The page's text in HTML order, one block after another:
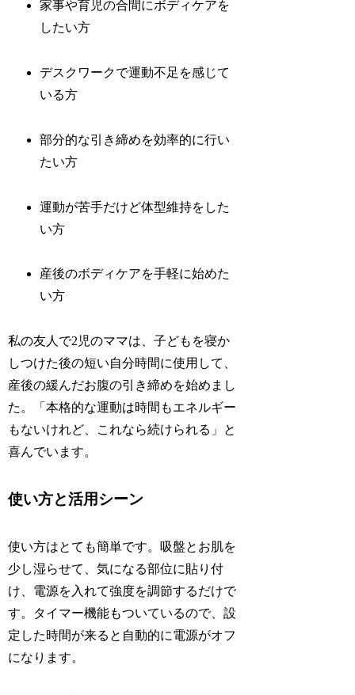
家事や育児の合間にボディケアを
したい方
デスクワークで運動不足を感じて
いる方
部分的な引き締めを効率的に行い
たい方
運動が苦手だけど体型維持をした
い方
産後のボディケアを手軽に始めた
い方
私の友人で2児のママは、子どもを寝か
しつけた後の短い自分時間に使用して、
産後の緩んだお腹の引き締めを始めまし
た。「本格的な運動は時間もエネルギー
もないけれど、これなら続けられる」と
喜んでいます。
使い方と活用シーン
使い方はとても簡単です。吸盤とお肌を
少し湿らせて、気になる部位に貼り付
け、電源を入れて強度を調節するだけで
す。タイマー機能もついているので、設
定した時間が来ると自動的に電源がオフ
になります。